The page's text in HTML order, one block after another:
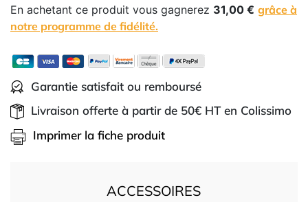
En achetant ce produit vous gagnerez 31,00 € grâce à
notre programme de fidélité.
Garantie satisfait ou remboursé
Livraison offerte à partir de 50€ HT en Colissimo
Imprimer la fiche produit
ACCESSOIRES